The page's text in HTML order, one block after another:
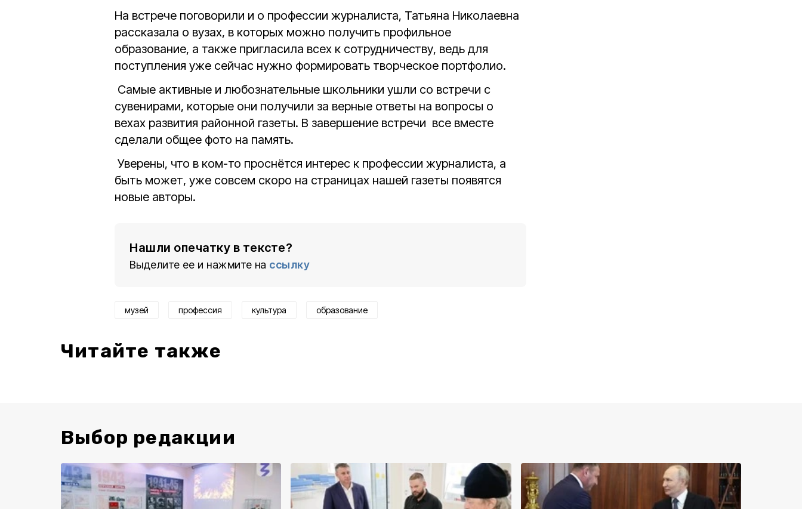
На встрече поговорили и о профессии журналиста, Татьяна Николаевна
рассказала о вузах, в которых можно получить профильное
образование, а также пригласила всех к сотрудничеству, ведь для
поступления уже сейчас нужно формировать творческое портфолио.
Самые активные и любознательные школьники ушли со встречи с
сувенирами, которые они получили за верные ответы на вопросы о
вехах развития районной газеты. В завершение встречи все вместе
сделали общее фото на память.
Уверены, что в ком-то проснётся интерес к профессии журналиста, а
быть может, уже совсем скоро на страницах нашей газеты появятся
новые авторы.
Нашли опечатку в тексте?
Выделите ее и нажмите на ссылку
музей профессия культура образование
Читайте также
Выбор редакции